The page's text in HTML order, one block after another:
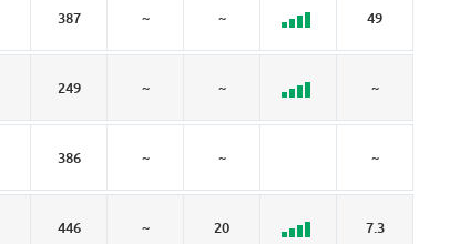
387 ~ ~ 49
249 ~ ~ ~
386 ~ ~ ~
446 ~ 20 7.3